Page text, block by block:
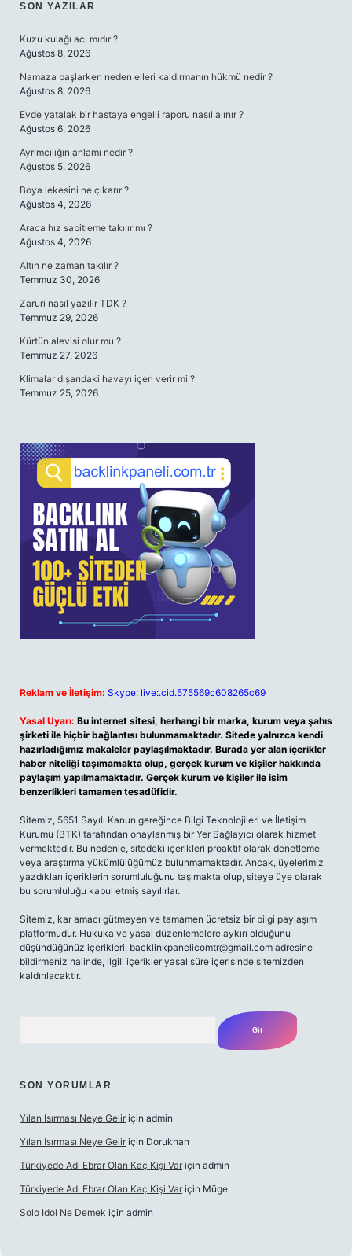
SIDEBAR
SON YAZILAR
Kuzu kulağı acı mıdır ?
Ağustos 8, 2026
Namaza başlarken neden elleri kaldırmanın hükmü nedir ?
Ağustos 8, 2026
Evde yatalak bir hastaya engelli raporu nasıl alınır ?
Ağustos 6, 2026
Ayrımcılığın anlamı nedir ?
Ağustos 5, 2026
Boya lekesini ne çıkarır ?
Ağustos 4, 2026
Araca hız sabitleme takılır mı ?
Ağustos 4, 2026
Altın ne zaman takılır ?
Temmuz 30, 2026
Zaruri nasıl yazılır TDK ?
Temmuz 29, 2026
Kürtün alevisi olur mu ?
Temmuz 27, 2026
Klimalar dışarıdaki havayı içeri verir mi ?
Temmuz 25, 2026
Reklam ve İletişim: Skype: live:.cid.575569c608265c69
Yasal Uyarı: Bu internet sitesi, herhangi bir marka, kurum veya şahıs
şirketi ile hiçbir bağlantısı bulunmamaktadır. Sitede yalnızca kendi
hazırladığımız makaleler paylaşılmaktadır. Burada yer alan içerikler
haber niteliği taşımamakta olup, gerçek kurum ve kişiler hakkında
paylaşım yapılmamaktadır. Gerçek kurum ve kişiler ile isim
benzerlikleri tamamen tesadüfidir.
Sitemiz, 5651 Sayılı Kanun gereğince Bilgi Teknolojileri ve İletişim
Kurumu (BTK) tarafından onaylanmış bir Yer Sağlayıcı olarak hizmet
vermektedir. Bu nedenle, sitedeki içerikleri proaktif olarak denetleme
veya araştırma yükümlülüğümüz bulunmamaktadır. Ancak, üyelerimiz
yazdıkları içeriklerin sorumluluğunu taşımakta olup, siteye üye olarak
bu sorumluluğu kabul etmiş sayılırlar.
Sitemiz, kar amacı gütmeyen ve tamamen ücretsiz bir bilgi paylaşım
platformudur. Hukuka ve yasal düzenlemelere aykırı olduğunu
düşündüğünüz içerikleri, backlinkpanelicomtr@gmail.com adresine
bildirmeniz halinde, ilgili içerikler yasal süre içerisinde sitemizden
kaldırılacaktır.
SON YORUMLAR
Yılan Isırması Neye Gelir için admin
Yılan Isırması Neye Gelir için Dorukhan
Türkiyede Adı Ebrar Olan Kaç Kişi Var için admin
Türkiyede Adı Ebrar Olan Kaç Kişi Var için Müge
Solo Idol Ne Demek için admin